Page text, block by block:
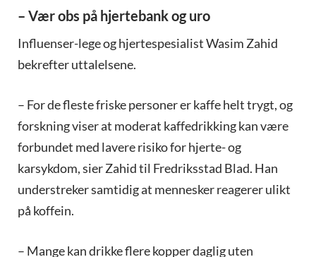
– Vær obs på hjertebank og uro
Influenser-lege og hjertespesialist Wasim Zahid
bekrefter uttalelsene.
– For de fleste friske personer er kaffe helt trygt, og
forskning viser at moderat kaffedrikking kan være
forbundet med lavere risiko for hjerte- og
karsykdom, sier Zahid til Fredriksstad Blad. Han
understreker samtidig at mennesker reagerer ulikt
på koffein.
– Mange kan drikke flere kopper daglig uten